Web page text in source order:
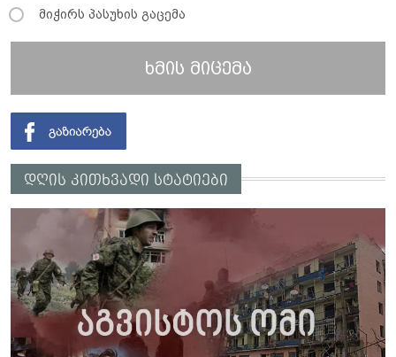
მიჭირს პასუხის გაცემა
ხმის მიცემა
დღის კითხვადი სტატიები